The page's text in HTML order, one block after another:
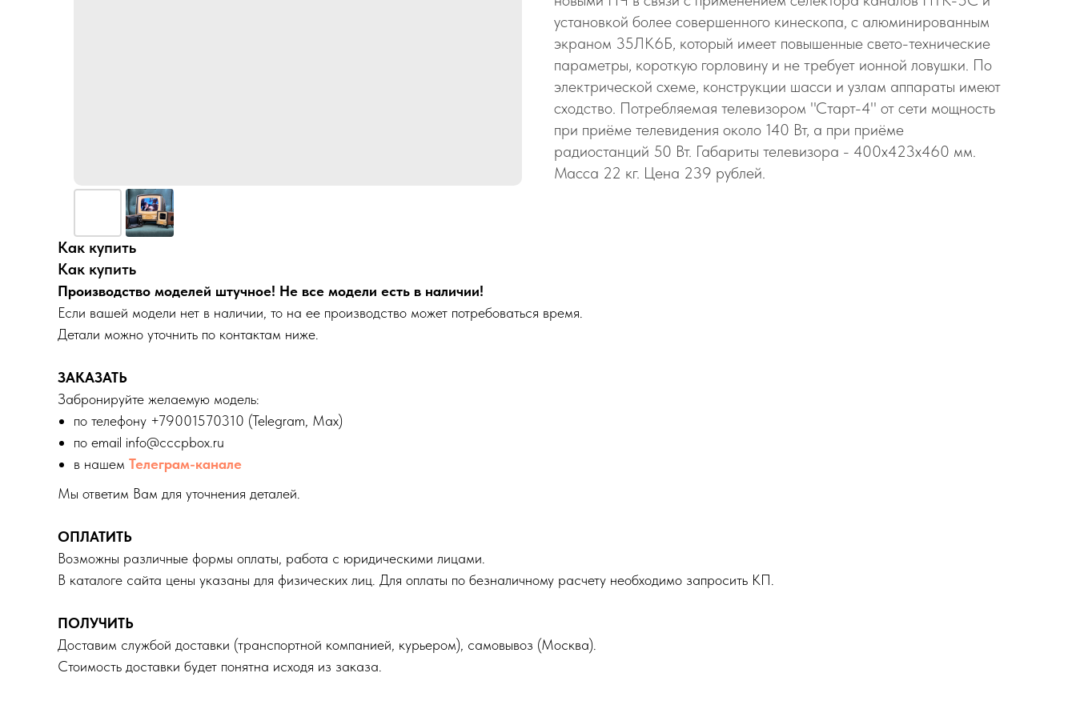
установкой более совершенного кинескопа, с алюминированным
экраном 35ЛК6Б, который имеет повышенные свето-технические
параметры, короткую горловину и не требует ионной ловушки. По
электрической схеме, конструкции шасси и узлам аппараты имеют
сходство. Потребляемая телевизором ''Старт-4'' от сети мощность
при приёме телевидения около 140 Вт, а при приёме
радиостанций 50 Вт. Габариты телевизора - 400х423х460 мм.
Масса 22 кг. Цена 239 рублей.
Как купить
Как купить
Производство моделей штучное! Не все модели есть в наличии!
Если вашей модели нет в наличии, то на ее производство может потребоваться время.
Детали можно уточнить по контактам ниже.
ЗАКАЗАТЬ
Забронируйте желаемую модель:
по телефону +79001570310 (Telegram, Max)
по email info@cccpbox.ru
в нашем Телеграм-канале
Мы ответим Вам для уточнения деталей.
ОПЛАТИТЬ
Возможны различные формы оплаты, работа с юридическими лицами.
В каталоге сайта цены указаны для физических лиц. Для оплаты по безналичному расчету необходимо запросить КП.
ПОЛУЧИТЬ
Доставим службой доставки (транспортной компанией, курьером), самовывоз (Москва).
Стоимость доставки будет понятна исходя из заказа.